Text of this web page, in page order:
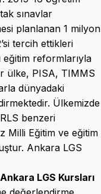
sınavlar
planlanan 1 milyon
tercih ettikleri
eğitim reformlarıyla
ülke, PISA, TIMMS
dünyadaki
Ülkemizde
benzeri
Milli Eğitim ve eğitim
Ankara LGS
LGS Kursları